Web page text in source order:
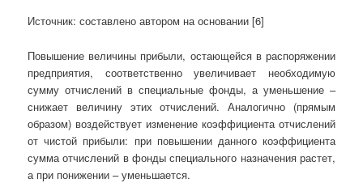
Источник: составлено автором на основании [6]
Повышение величины прибыли, остающейся в распоряжении
предприятия, соответственно увеличивает необходимую
сумму отчислений в специальные фонды, а уменьшение –
снижает величину этих отчислений. Аналогично (прямым
образом) воздействует изменение коэффициента отчислений
от чистой прибыли: при повышении данного коэффициента
сумма отчислений в фонды специального назначения растет,
а при понижении – уменьшается.